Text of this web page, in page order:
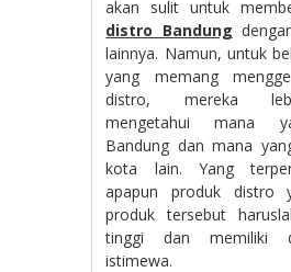
akan sulit untuk
distro Bandung
lainnya. Namun, untuk
yang memang
distro, mereka
mengetahui mana
Bandung dan mana
kota lain. Yang
apapun produk distro
produk tersebut
tinggi dan memiliki
istimewa.